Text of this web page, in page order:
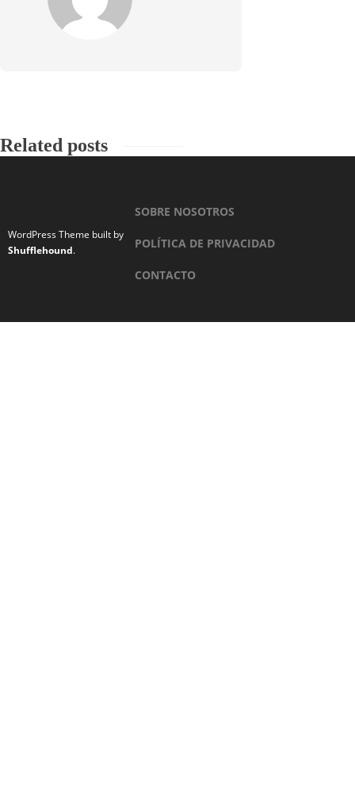
Related posts
WordPress Theme built by
Shufflehound.
SOBRE NOSOTROS
POLÍTICA DE PRIVACIDAD
CONTACTO